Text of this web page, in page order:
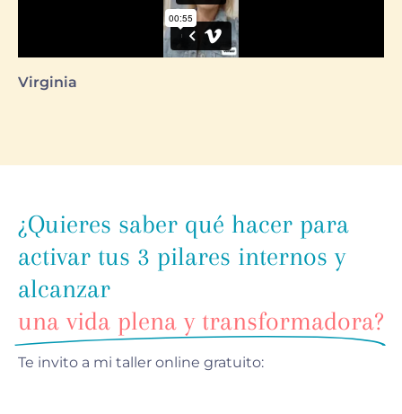
Virginia
¿Quieres saber qué hacer para
activar tus 3 pilares internos y
alcanzar
una vida plena y transformadora?
Te invito a mi taller online gratuito: